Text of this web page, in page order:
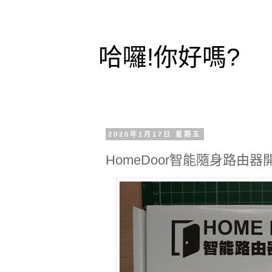
哈囉!你好嗎?
2020年1月17日 星期五
HomeDoor智能隨身路由器